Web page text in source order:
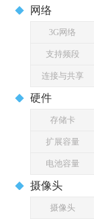
网络
3G网络
支持频段
连接与共享
硬件
存储卡
扩展容量
电池容量
摄像头
摄像头